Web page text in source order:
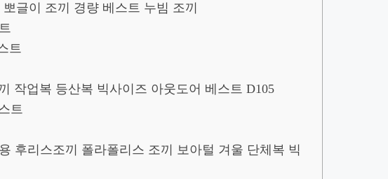
글이 조끼 경량 베스트 누빔 조끼
트
작업복 등산복 빅사이즈 아웃도어 베스트 D105
트
후리스조끼 폴라폴리스 조끼 보아털 겨울 단체복 빅